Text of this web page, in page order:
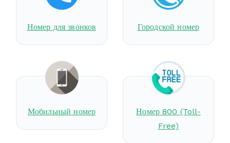
Номер для звонков Городской номер
Мобильный номер
Номер 800 (Toll-
Free)